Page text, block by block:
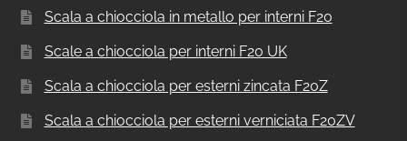
Scala a chiocciola in metallo per interni F20
Scale a chiocciola per interni F20 UK
Scala a chiocciola per esterni zincata F20Z
Scala a chiocciola per esterni verniciata F20ZV